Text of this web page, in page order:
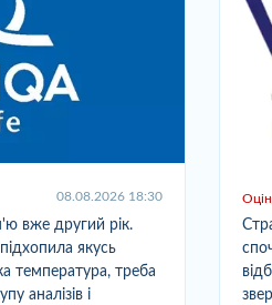
08.08.2026 18:30
вже другий рік.
якусь
температура, треба
аналізів і